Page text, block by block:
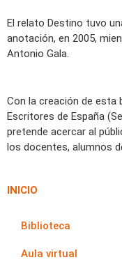
El relato Destino tuvo
anotación, en 2005,
Antonio Gala.
Con la creación de esta
Escritores de España
pretende acercar al
los docentes, alumnos
INICIO
Biblioteca
Aula virtual